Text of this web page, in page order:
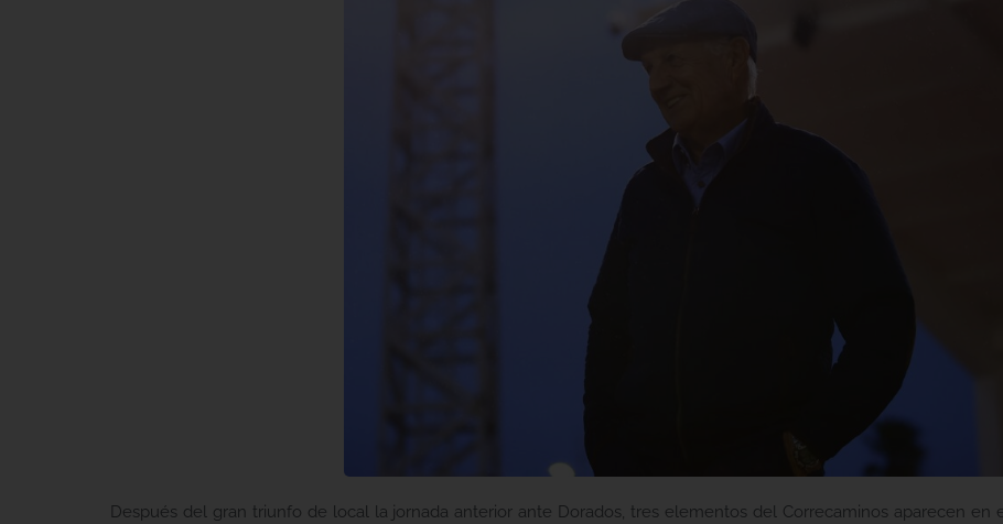
Después del gran triunfo de local la jornada anterior ante Dorados, tres elementos del Correcaminos aparecen en